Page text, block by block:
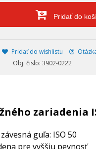
Pridať do
Pridať do wishlistu
Obj. čislo: 3902-0222
zariadenia
guľa: ISO 50
pre vyššiu pevnosť